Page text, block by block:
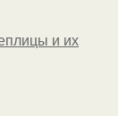
и их